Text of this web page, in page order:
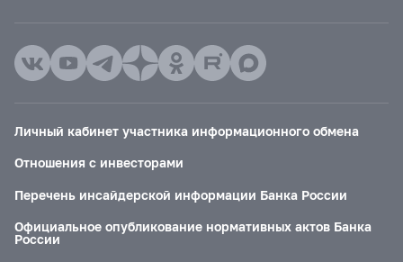
Личный кабинет участника информационного обмена
Отношения с инвесторами
Перечень инсайдерской информации Банка России
Официальное опубликование нормативных актов Банка
России